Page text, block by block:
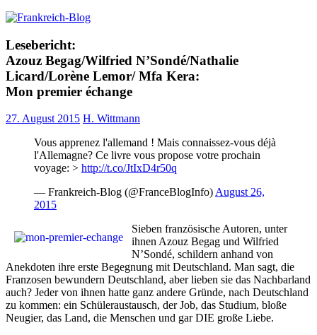
Lesebericht:
Azouz Begag/Wilfried N’Sondé/Nathalie
Licard/Lorène Lemor/ Mfa Kera:
Mon premier échange
27. August 2015 H. Wittmann
Vous apprenez l'allemand ! Mais connaissez-vous déjà
l'Allemagne? Ce livre vous propose votre prochain
voyage: > http://t.co/JtIxD4r50q
— Frankreich-Blog (@FranceBlogInfo)August 26,
2015
Sieben französische Autoren, unter
ihnen Azouz Begag und Wilfried
N’Sondé, schildern anhand von
Anekdoten ihre erste Begegnung mit Deutschland. Man sagt, die
Franzosen bewundern Deutschland, aber lieben sie das Nachbarland
auch? Jeder von ihnen hatte ganz andere Gründe, nach Deutschland
zu kommen: ein Schüleraustausch, der Job, das Studium, bloße
Neugier, das Land, die Menschen und gar DIE große Liebe.